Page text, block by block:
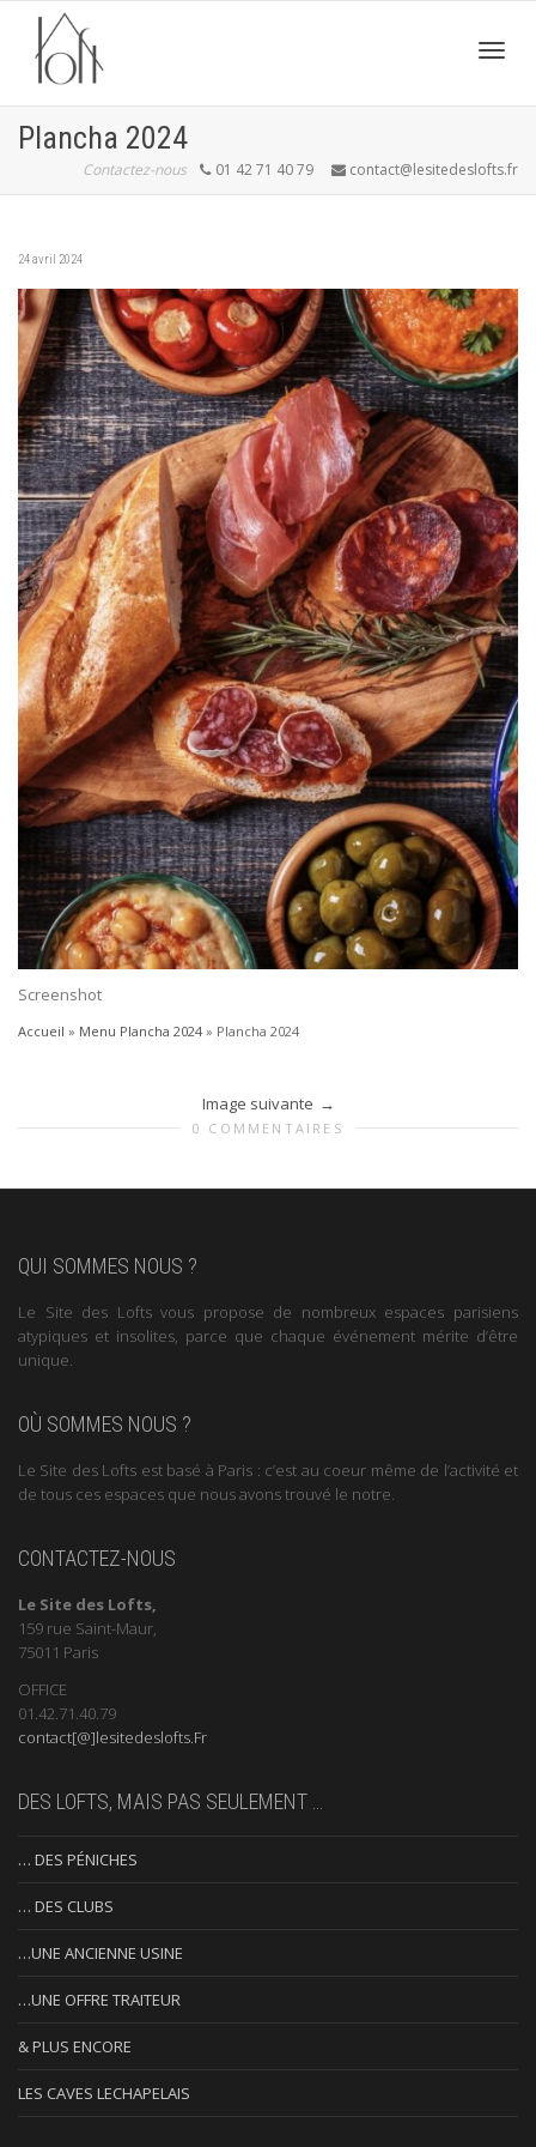
Plancha 2024
Contactez-nous 01 42 71 40 79 contact@lesitedeslofts.fr
24 avril 2024
Screenshot
Accueil » Menu Plancha 2024 » Plancha 2024
Image suivante
0 COMMENTAIRES
QUI SOMMES NOUS ?
Le Site des Lofts vous propose de nombreux espaces parisiens
atypiques et insolites, parce que chaque événement mérite d’être
unique.
OÙ SOMMES NOUS ?
Le Site des Lofts est basé à Paris : c’est au coeur même de l’activité et
de tous ces espaces que nous avons trouvé le notre.
CONTACTEZ-NOUS
Le Site des Lofts,
159 rue Saint-Maur,
75011 Paris
OFFICE
01.42.71.40.79
contact[@]lesitedeslofts.Fr
DES LOFTS, MAIS PAS SEULEMENT …
… DES PÉNICHES
… DES CLUBS
…UNE ANCIENNE USINE
…UNE OFFRE TRAITEUR
& PLUS ENCORE
LES CAVES LECHAPELAIS